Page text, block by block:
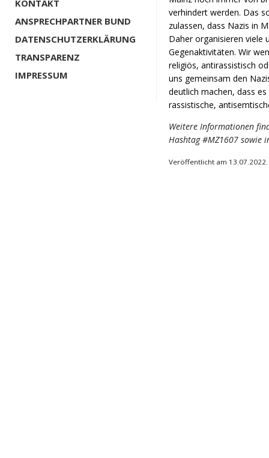
KONTAKT
ANSPRECHPARTNER BUND
DATENSCHUTZERKLÄRUNG
TRANSPARENZ
IMPRESSUM
verhindert werden. Das
zulassen, dass Nazis in
Daher organisieren viele
Gegenaktivitäten. Wir
religiös, antirassistisch
uns gemeinsam den
deutlich machen, dass es
rassistische,
Weitere Informationen
Hashtag #MZ1607 sowie
Veröffentlicht am 13.07.2022.